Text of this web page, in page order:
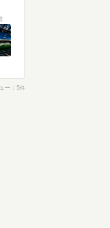
ー 5件